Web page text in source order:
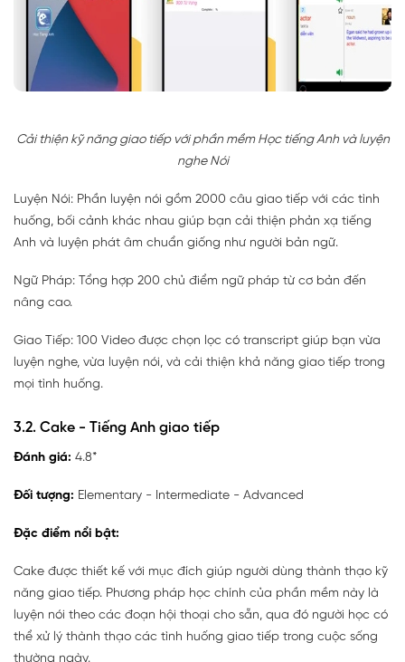
Cải thiện kỹ năng giao tiếp với phần mềm Học tiếng Anh và luyện
nghe Nói
Luyện Nói: Phần luyện nói gồm 2000 câu giao tiếp với các tình
huống, bối cảnh khác nhau giúp bạn cải thiện phản xạ tiếng
Anh và luyện phát âm chuẩn giống như người bản ngữ.
Ngữ Pháp: Tổng hợp 200 chủ điểm ngữ pháp từ cơ bản đến
nâng cao.
Giao Tiếp: 100 Video được chọn lọc có transcript giúp bạn vừa
luyện nghe, vừa luyện nói, và cải thiện khả năng giao tiếp trong
mọi tình huống.
3.2. Cake - Tiếng Anh giao tiếp
Đánh giá: 4.8*
Đối tượng: Elementary - Intermediate - Advanced
Đặc điểm nổi bật:
Cake được thiết kế với mục đích giúp người dùng thành thạo kỹ
năng giao tiếp. Phương pháp học chính của phần mềm này là
luyện nói theo các đoạn hội thoại cho sẵn, qua đó người học có
thể xử lý thành thạo các tình huống giao tiếp trong cuộc sống
thường ngày.